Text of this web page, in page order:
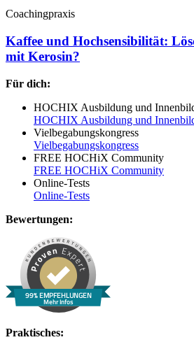
Coachingpraxis
Kaffee und Hochsensibilität:
mit Kerosin?
Für dich:
HOCHIX Ausbildung und
HOCHIX Ausbildung und
Vielbegabungskongress
Vielbegabungskongress
FREE HOCHiX Community
FREE HOCHiX Community
Online-Tests
Online-Tests
Bewertungen:
99% EMPFEHLUNGEN
Mehr Infos
Praktisches: